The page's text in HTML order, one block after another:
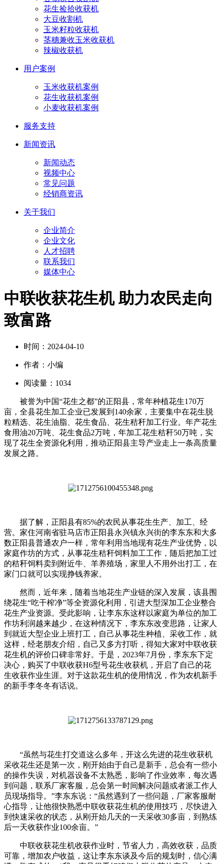
花生捡拾收获机
大豆收割机
玉米籽粒收获机
茎穗兼收玉米收获机
辣椒收获机
用户案例
玉米收获机案例
花生收获机案例
小麦收获机案例
服务支持
新闻资讯
新闻动态
视频中心
常见问题
经销商资讯
关于我们
企业简介
企业文化
人才招聘
联系我们
媒体中心
中联收获花生机 助力农民走向
致富路
时间： 2024-04-10
作者： 小编
阅读量： 1034
被誉为中国“花生之都”的正阳县，常年种植花生170万
亩，全县花生加工企业已发展到140余家，主要集中在花生脱
粒精选、花生油脂、花生食品、花生秸秆加工行业。年产花生
食用油20万吨、花生食品2万吨，年加工花生秸秆50万吨，实
现了花生全资源化利用，推动正阳县主导产业走上一条高质量
发展之路。
据了解，正阳县有85%的农民从事花生生产、加工、经
营。家住河南省驻马店市正阳县永兴镇永兴街的李东东和大多
数正阳县普通农户一样，常年利用当地现有花生产业优势，以
家庭作坊的方式，从事花生秸秆饲料加工工作，随后把加工过
的秸秆饲料卖到附近牛、羊养殖场，家里人不用外出打工，在
家门口就可以实现挣钱养家。
然而，近年来，随着当地花生产业链的深入发展，该县围
绕花生“吃干榨净”等全资源化利用，引进大型深加工企业整合
花生产业资源。受此影响，让李东东这样以家庭为单位的加工
作坊利润越来越少，在这种情况下，李东东改变思路，让家人
到就近大型企业上班打工，自己从事花生种植、采收工作，就
这样，经老朋友介绍，自己又多方打听，得知大家对中联收获
花生机的评价口碑非常好。于是，2023年7月份，李东东下定
决心，购买了中联收获H6型号花生收获机，开启了自己的花
生收获作业生涯。对于这款花生机的使用情况，作为农机新手
的新手李冬冬有话说。
“虽然与花生打交道这么多年，开这么先进的花生收获机
采收花生还是第一次，刚开始由于自己是新手，总会有一些小
的操作失误，对机器设备不太熟悉，影响了作业效率，每次遇
到问题，联系厂家客服，总会第一时间解决问题或者派工作人
员现场指导。”李东东说：“虽然遇到了一些问题，厂家客服耐
心指导，让他很快熟悉中联收获花生机的使用技巧，尽快进入
到快速采收的状态，从刚开始几天的一天采收30多亩，到熟练
后一天收获作业100余亩。”
中联收获花生机收获作业时，节省人力，高效收获，品质
可靠，增加农户收益，这让李东东谈及今后的规划时，信心满